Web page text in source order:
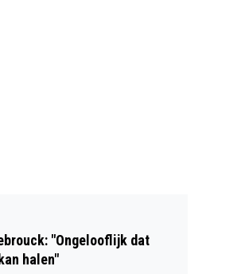
"Ongelooflijk dat
halen"